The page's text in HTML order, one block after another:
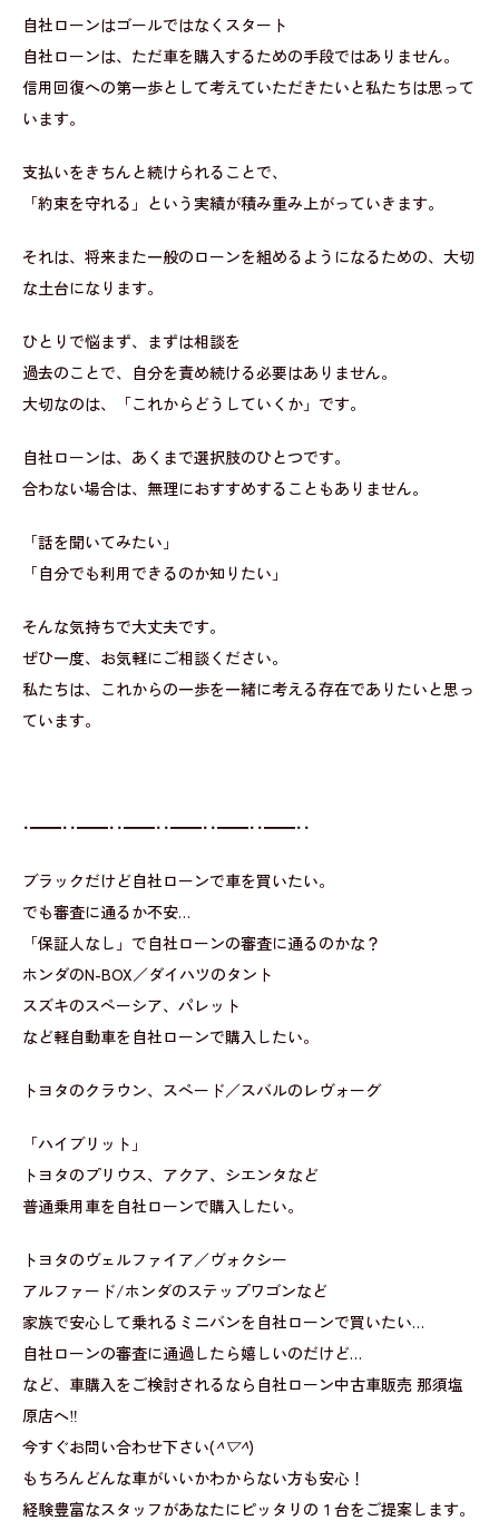
自社ローンはゴールではなくスタート
自社ローンは、ただ車を購入するための手段ではありません。
信用回復への第一歩として考えていただきたいと私たちは思って
います。
支払いをきちんと続けられることで、
「約束を守れる」という実績が積み重み上がっていきます。
それは、将来また一般のローンを組めるようになるための、大切
な土台になります。
ひとりで悩まず、まずは相談を
過去のことで、自分を責め続ける必要はありません。
大切なのは、「これからどうしていくか」です。
自社ローンは、あくまで選択肢のひとつです。
合わない場合は、無理におすすめすることもありません。
「話を聞いてみたい」
「自分でも利用できるのか知りたい」
そんな気持ちで大丈夫です。
ぜひ一度、お気軽にご相談ください。
私たちは、これからの一歩を一緒に考える存在でありたいと思っ
ています。
･━━･･━━･･━━･･━━･･━━･･━━･･
ブラックだけど自社ローンで車を買いたい。
でも審査に通るか不安…
「保証人なし」で自社ローンの審査に通るのかな？
ホンダのN-BOX／ダイハツのタント
スズキのスペーシア、パレット
など軽自動車を自社ローンで購入したい。
トヨタのクラウン、スペード／スバルのレヴォーグ
「ハイブリット」
トヨタのプリウス、アクア、シエンタなど
普通乗用車を自社ローンで購入したい。
トヨタのヴェルファイア／ヴォクシー
アルファード/ホンダのステップワゴンなど
家族で安心して乗れるミニバンを自社ローンで買いたい…
自社ローンの審査に通過したら嬉しいのだけど…
など、車購入をご検討されるなら自社ローン中古車販売 那須塩
原店へ‼
今すぐお問い合わせ下さい(^▽^)
もちろんどんな車がいいかわからない方も安心！
経験豊富なスタッフがあなたにピッタリの１台をご提案します。